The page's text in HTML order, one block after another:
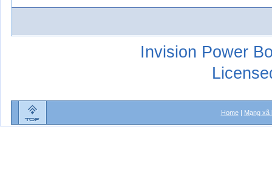
Invision Power
Home| Mạng xã